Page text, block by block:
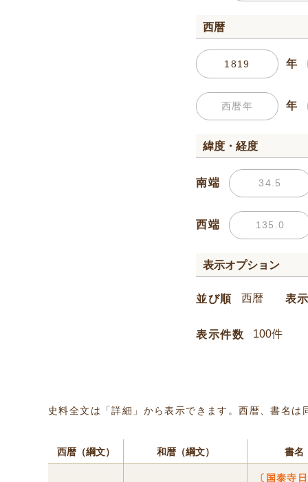
西暦
年
年
緯度・経度
南端
西端
表示オプション
並び順 表
表示件数
史料全文は「詳細」から表示できます。西暦、書名
西暦（綱文） 和暦（綱文） 書名
〔国泰寺